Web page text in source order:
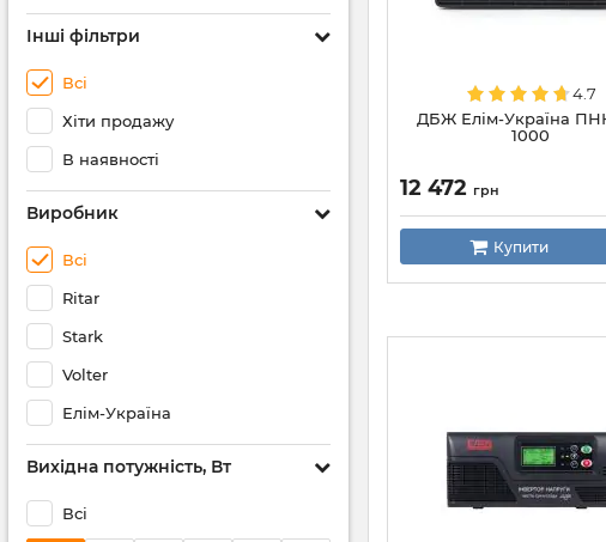
Інші фільтри
Всі
Хіти продажу
В наявності
Виробник
Всі
Ritar
Stark
Volter
Елім-Україна
Вихідна потужність, Вт
Всі
4.7
ДБЖ Елім-Україна
1000
12 472 грн
Купити